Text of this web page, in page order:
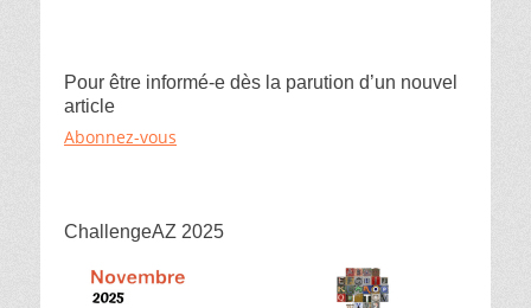
Pour être informé-e dès la parution d’un nouvel
article
Abonnez-vous
ChallengeAZ 2025